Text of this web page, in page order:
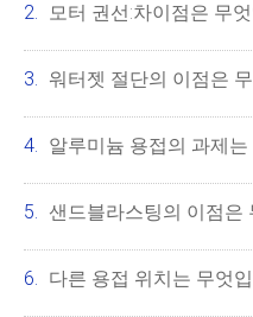
모터 권선:차이점은 무
워터젯 절단의 이점은
알루미늄 용접의 과제
샌드블라스팅의 이점은
다른 용접 위치는 무엇